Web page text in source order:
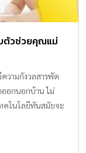
ได้รับการันตี